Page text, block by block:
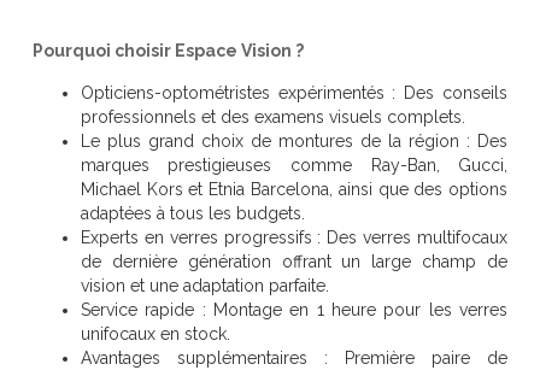
Pourquoi choisir Espace Vision ?
Opticiens-optométristes expérimentés : Des conseils
professionnels et des examens visuels complets.
Le plus grand choix de montures de la région : Des
marques prestigieuses comme Ray-Ban, Gucci,
Michael Kors et Etnia Barcelona, ainsi que des options
adaptées à tous les budgets.
Experts en verres progressifs : Des verres multifocaux
de dernière génération offrant un large champ de
vision et une adaptation parfaite.
Service rapide : Montage en 1 heure pour les verres
unifocaux en stock.
Avantages supplémentaires : Première paire de